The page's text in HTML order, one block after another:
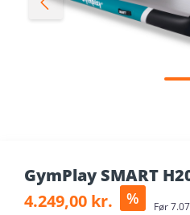
GymPlay SMART
Salgspris:
4.249,00 kr. % Før